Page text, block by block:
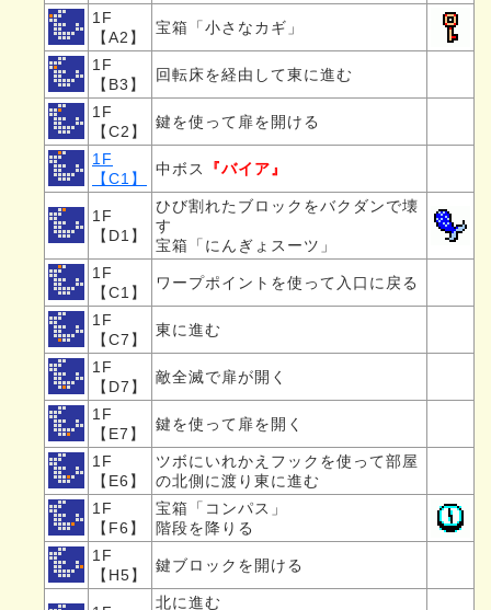
1F
【A2】
宝箱「小さなカギ」
1F
【B3】
回転床を経由して東に進む
1F
【C2】
鍵を使って扉を開ける
1F
【C1】
中ボス 『バイア』
1F
【D1】
ひび割れたブロックをバクダンで壊
す
宝箱「にんぎょスーツ」
1F
【C1】
ワープポイントを使って入口に戻る
1F
【C7】
東に進む
1F
【D7】
敵全滅で扉が開く
1F
【E7】
鍵を使って扉を開く
1F
【E6】
ツボにいれかえフックを使って部屋
の北側に渡り東に進む
1F
【F6】
宝箱「コンパス」
階段を降りる
1F
【H5】
鍵ブロックを開ける
北に進む